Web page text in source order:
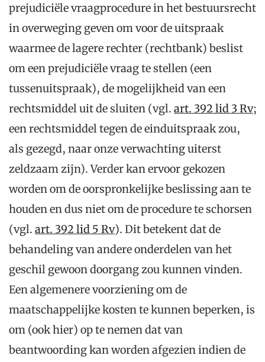
prejudiciële vraagprocedure in het bestuursrecht
in overweging geven om voor de uitspraak
waarmee de lagere rechter (rechtbank) beslist
om een prejudiciële vraag te stellen (een
tussenuitspraak), de mogelijkheid van een
rechtsmiddel uit de sluiten (vgl. art. 392 lid 3 Rv;
een rechtsmiddel tegen de einduitspraak zou,
als gezegd, naar onze verwachting uiterst
zeldzaam zijn). Verder kan ervoor gekozen
worden om de oorspronkelijke beslissing aan te
houden en dus niet om de procedure te schorsen
(vgl. art. 392 lid 5 Rv). Dit betekent dat de
behandeling van andere onderdelen van het
geschil gewoon doorgang zou kunnen vinden.
Een algemenere voorziening om de
maatschappelijke kosten te kunnen beperken, is
om (ook hier) op te nemen dat van
beantwoording kan worden afgezien indien de